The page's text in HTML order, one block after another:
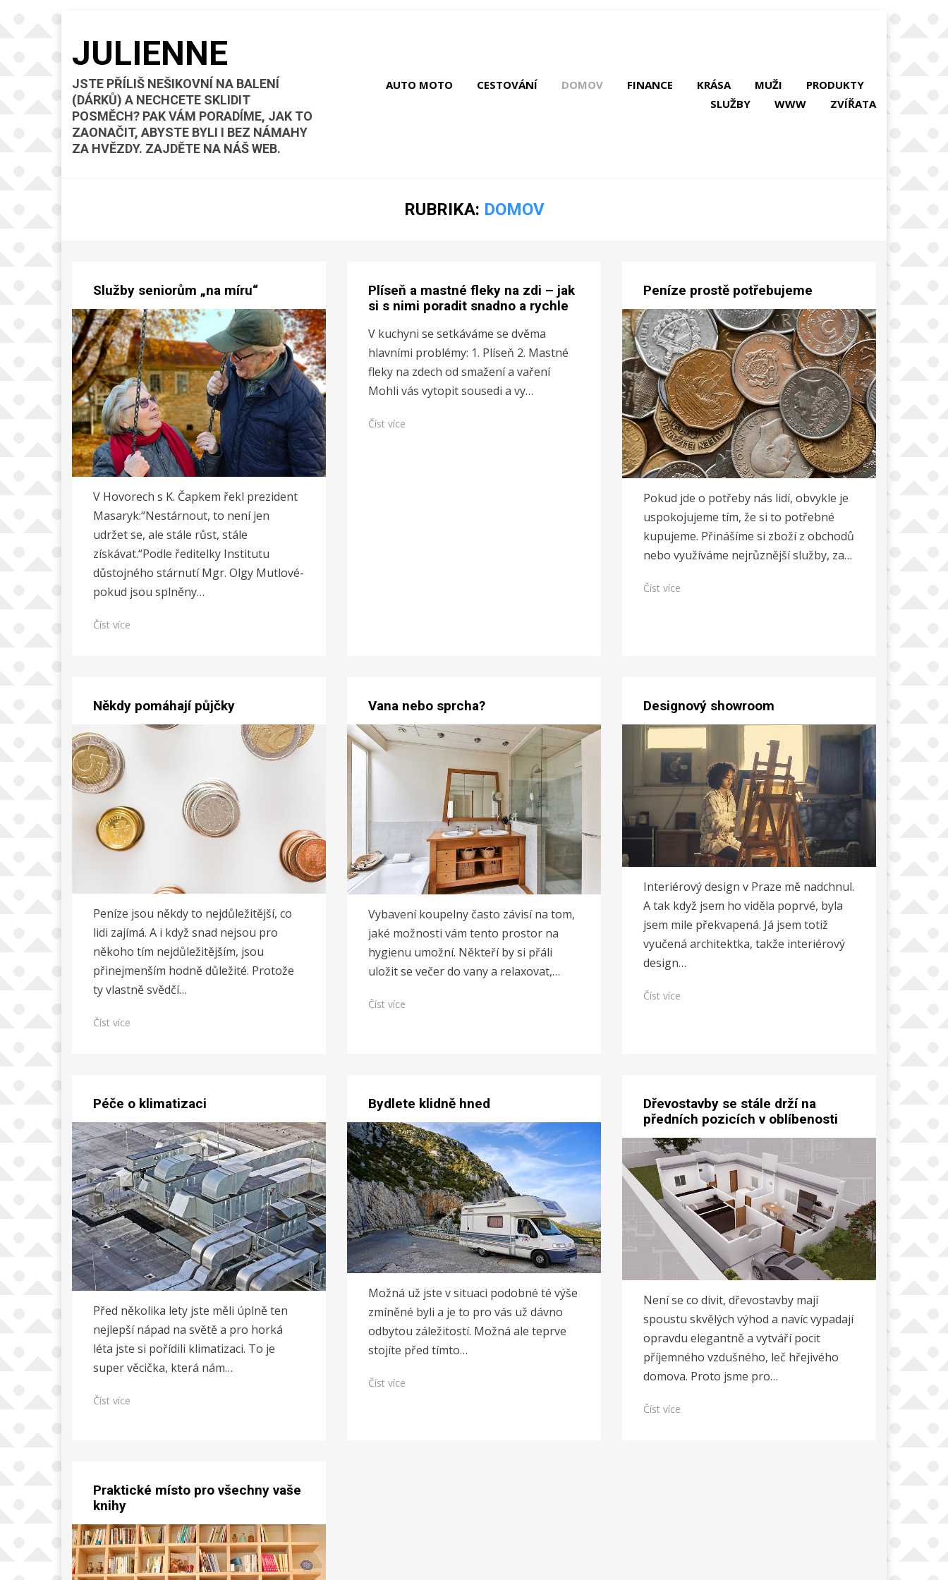
JULIENNE
JSTE PŘÍLIŠ NEŠIKOVNÍ NA BALENÍ
(DÁRKŮ) A NECHCETE SKLIDIT
POSMĚCH? PAK VÁM PORADÍME, JAK TO
ZAONAČIT, ABYSTE BYLI I BEZ NÁMAHY
ZA HVĚZDY. ZAJDĚTE NA NÁŠ WEB.
AUTO MOTO CESTOVÁNÍ DOMOV FINANCE KRÁSA MUŽI
PRODUKTY
SLUŽBY
WWW ZVÍŘATA
RUBRIKA: DOMOV
Služby seniorům „na míru“
V Hovorech s K. Čapkem řekl prezident
Masaryk:“Nestárnout, to není jen
udržet se, ale stále růst, stále
získávat.“Podle ředitelky Institutu
důstojného stárnutí Mgr. Olgy Mutlové-
pokud jsou splněny…
Číst více
Plíseň a mastné fleky na zdi – jak
si s nimi poradit snadno a rychle
V kuchyni se setkáváme se dvěma
hlavními problémy: 1. Plíseň 2. Mastné
fleky na zdech od smažení a vaření
Mohli vás vytopit sousedi a vy…
Číst více
Peníze prostě potřebujeme
Pokud jde o potřeby nás lidí, obvykle je
uspokojujeme tím, že si to potřebné
kupujeme. Přinášíme si zboží z obchodů
nebo využíváme nejrůznější služby, za…
Číst více
Někdy pomáhají půjčky
Peníze jsou někdy to nejdůležitější, co
lidi zajímá. A i když snad nejsou pro
někoho tím nejdůležitějším, jsou
přinejmenším hodně důležité. Protože
ty vlastně svědčí…
Číst více
Vana nebo sprcha?
Vybavení koupelny často závisí na tom,
jaké možnosti vám tento prostor na
hygienu umožní. Někteří by si přáli
uložit se večer do vany a relaxovat,…
Číst více
Designový showroom
Interiérový design v Praze mě nadchnul.
A tak když jsem ho viděla poprvé, byla
jsem mile překvapená. Já jsem totiž
vyučená architektka, takže interiérový
design…
Číst více
Péče o klimatizaci
Před několika lety jste měli úplně ten
nejlepší nápad na světě a pro horká
léta jste si pořídili klimatizaci. To je
super věcička, která nám…
Číst více
Bydlete klidně hned
Možná už jste v situaci podobné té výše
zmíněné byli a je to pro vás už dávno
odbytou záležitostí. Možná ale teprve
stojíte před tímto…
Číst více
Dřevostavby se stále drží na
předních pozicích v oblíbenosti
Není se co divit, dřevostavby mají
spoustu skvělých výhod a navíc vypadají
opravdu elegantně a vytváří pocit
příjemného vzdušného, leč hřejivého
domova. Proto jsme pro…
Číst více
Praktické místo pro všechny vaše
knihy